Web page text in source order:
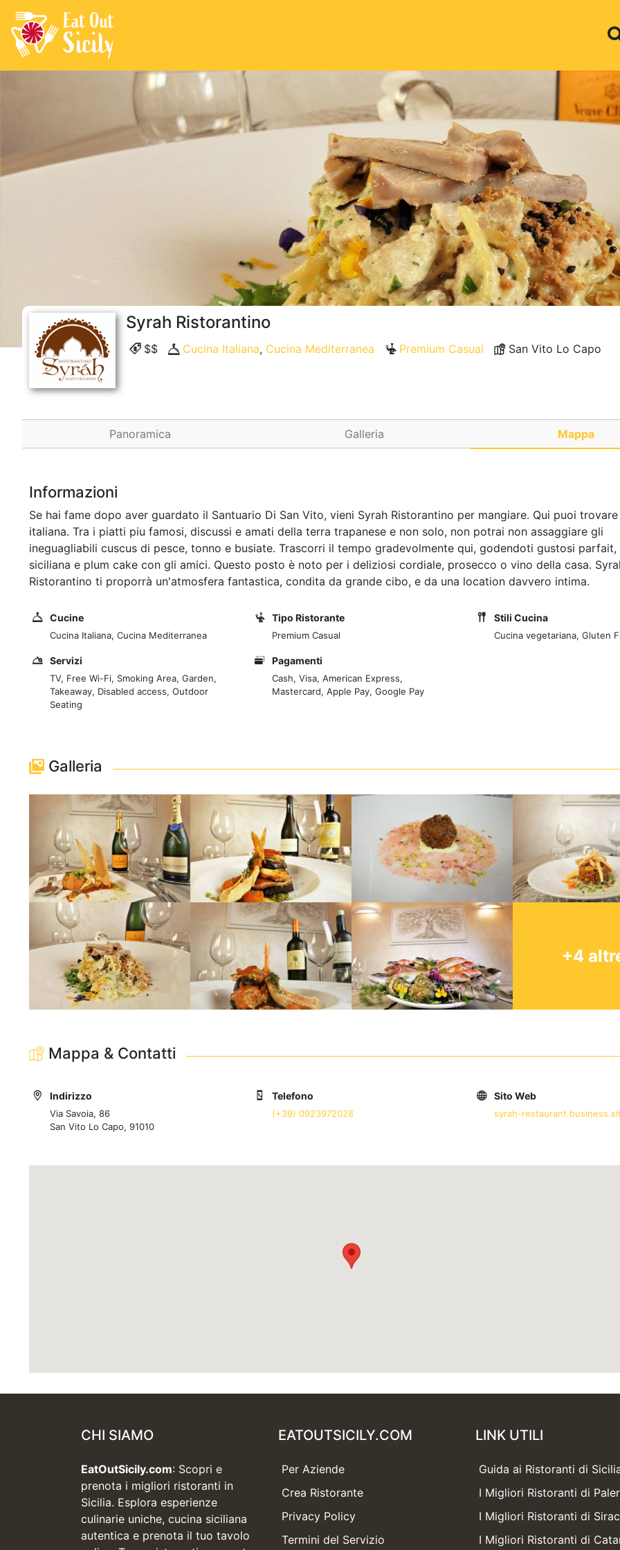
Syrah Ristorantino
$$ Cucina Italiana, Cucina Mediterranea Premium Casual San Vito Lo Capo
Panoramica Galleria Mappa
Informazioni
Se hai fame dopo aver guardato il Santuario Di San Vito, vieni Syrah Ristorantino per mangiare. Qui puoi
italiana. Tra i piatti piu famosi, discussi e amati della terra trapanese e non solo, non potrai non assaggiare gli
ineguagliabili cuscus di pesce, tonno e busiate. Trascorri il tempo gradevolmente qui, godendoti gustosi parfait,
siciliana e plum cake con gli amici. Questo posto è noto per i deliziosi cordiale, prosecco o vino della casa.
Ristorantino ti proporrà un'atmosfera fantastica, condita da grande cibo, e da una location davvero intima.
Cucine
Cucina Italiana, Cucina Mediterranea
Tipo Ristorante
Premium Casual
Stili Cucina
Cucina vegetariana, Gluten
Servizi
TV, Free Wi-Fi, Smoking Area, Garden,
Takeaway, Disabled access, Outdoor
Seating
Pagamenti
Cash, Visa, American Express,
Mastercard, Apple Pay, Google Pay
Galleria
+4
Mappa & Contatti
Indirizzo
Via Savoia, 86
San Vito Lo Capo, 91010
Telefono
(+39) 0923972028
Sito Web
syrah-
CHI SIAMO
EatOutSicily.com: Scopri e
prenota i migliori ristoranti in
Sicilia. Esplora esperienze
culinarie uniche, cucina siciliana
autentica e prenota il tuo tavolo
EATOUTSICILY.COM
Per Aziende
Crea Ristorante
Privacy Policy
Termini del Servizio
LINK UTILI
Guida ai Ristoranti di
I Migliori Ristoranti di
I Migliori Ristoranti di
I Migliori Ristoranti di